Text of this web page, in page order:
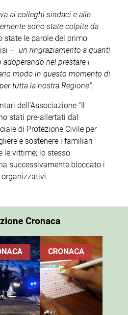
ai colleghi sindaci e alle
sono state colpite da
state le parole del primo
– un ringraziamento a quanti
nel prestare i
modo in questo momento di
tutta la nostra Regione".
dell’Associazione “Il
stati pre-allertati dal
di Protezione Civile per
e sostenere i familiari
le vittime; lo stesso
successivamente bloccato i
Cronaca
CRONACA